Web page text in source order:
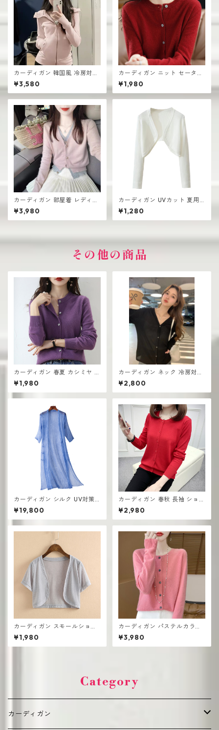
カーディガン 韓国風 冷房対策
ルームウェア レディース 羽織
り
¥3,580
カーディガン ニット セーター
レディース おしゃれ 可愛い シ
ンプル
¥1,980
カーディガン 部屋着 レディー
ス 薄手 高見え シンプル おし
ゃれ 韓国風
¥3,980
カーディガン UVカット 夏用
レディース ざっくり シンプル
おしゃれ
¥1,280
その他の商品
カーディガン 春夏 カシミヤ ニ
ット 長袖のセーター 韓国版 ウ
ール
¥1,980
カーディガン ネック 冷房対策
冷房対策 薄手 夏用 透け感あり
¥2,800
カーディガン シルク UV対策
薄手 コートロングショール
¥19,800
カーディガン 春秋 長袖 ショー
トセーター 薄手 ショール
¥2,980
カーディガン スモールショー
ル サマーシフォン UV対策 エ
アコン対策 薄手 スモールベス
ト
¥1,980
カーディガン パステルカラー
前開きデザイン レディース 羽
織り きれいめ トレンド
¥3,980
Category
カーディガン